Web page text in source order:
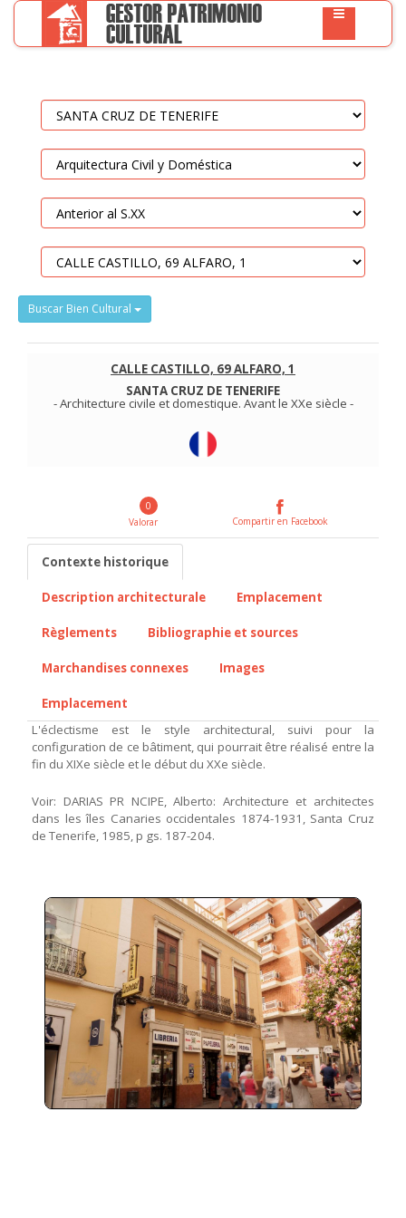
Buscar Bien Cultural
CALLE CASTILLO, 69 ALFARO, 1
SANTA CRUZ DE TENERIFE
-Architecture civile et domestique. Avant le XXe siècle -
0
Valorar
Compartir en Facebook
Contexte historique
Description architecturale Emplacement
Règlements Bibliographie et sources
Marchandises connexes Images
Emplacement
L'éclectisme est le style architectural, suivi pour la
configuration de ce bâtiment, qui pourrait être réalisé entre la
fin du XIXe siècle et le début du XXe siècle.
Voir: DARIAS PR NCIPE, Alberto: Architecture et architectes
dans les îles Canaries occidentales 1874-1931, Santa Cruz
de Tenerife, 1985, p gs. 187-204.